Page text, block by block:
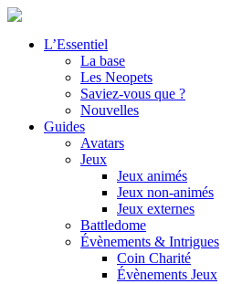
L’Essentiel
La base
Les Neopets
Saviez-vous que ?
Nouvelles
Guides
Avatars
Jeux
Jeux animés
Jeux non-animés
Jeux externes
Battledome
Évènements & Intrigues
Coin Charité
Évènements Jeux